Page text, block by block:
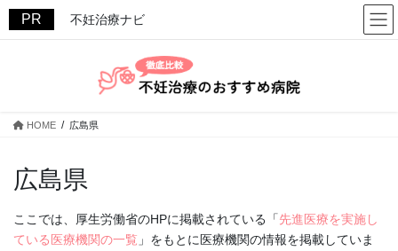
コ
ナ
不妊治療ナビ
HOME 広島県
広島県
ここでは、厚生労働省のHPに掲載されている「先進医療を実施し
ている医療機関の一覧 」をもとに医療機関の情報を掲載していま